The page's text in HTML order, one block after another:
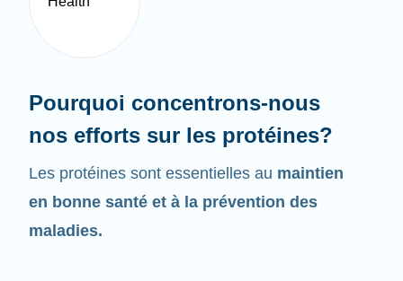
Pourquoi concentrons-nous
nos efforts sur les protéines?
Les protéines sont essentielles au maintien
en bonne santé et à la prévention des
maladies.